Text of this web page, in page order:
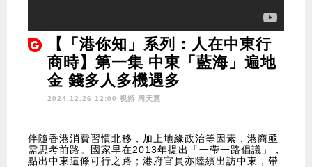
【「港你知」系列：人在中東行
商時】第一集 中東「藍海」遍地
金 錢多人多機遇多
2024.12.26 12:00 視頻 周天慧
伴隨香港消費習慣北移，加上地緣政治等因素，港商亟
需思考前路。國家早在2013年提出「一帶一路倡議」，
點出中東這條可行之路；港府官員亦陸續出訪中東，帶